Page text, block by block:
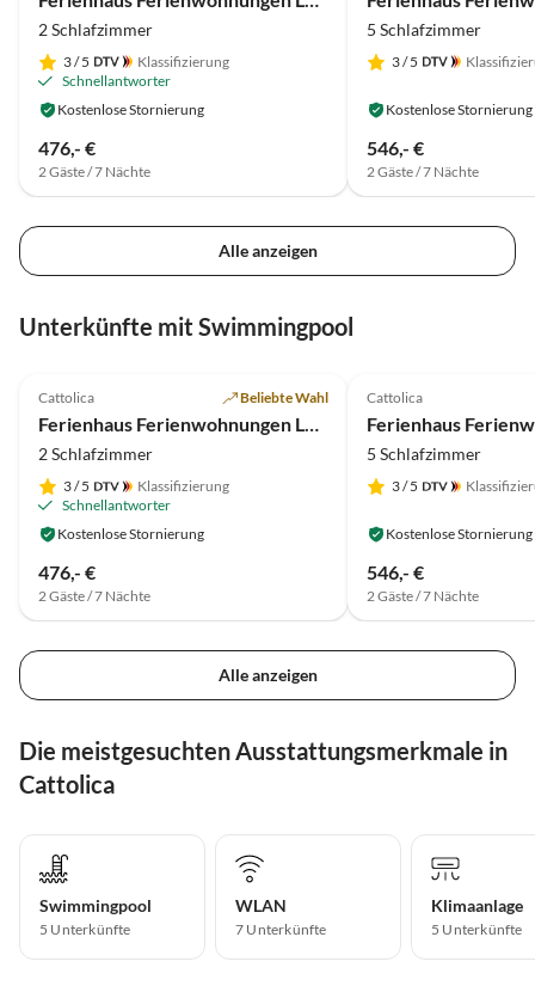
2 Schlafzimmer
3/ 5
Klassifizierung
Schnellantworter
Kostenlose Stornierung
476,- €
2 Gäste / 7 Nächte
5 Schlafzimmer
3/ 5
Kostenlose Stornierung
546,- €
2 Gäste / 7 Nächte
Alle anzeigen
Unterkünfte mit Swimmingpool
Cattolica Beliebte Wahl
Ferienhaus Ferienwohnungen La Rosa dei Venti***
2 Schlafzimmer
3/ 5
Klassifizierung
Schnellantworter
Kostenlose Stornierung
476,- €
2 Gäste / 7 Nächte
Cattolica
5 Schlafzimmer
3/ 5
Kostenlose Stornierung
546,- €
2 Gäste / 7 Nächte
Alle anzeigen
Die meistgesuchten Ausstattungsmerkmale in
Cattolica
Swimmingpool
5 Unterkünfte
WLAN
7 Unterkünfte
Klimaanlage
5 Unterkünfte